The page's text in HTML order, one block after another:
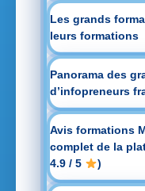
Les grands
leurs formations
Panorama des
d’infopreneurs
Avis formations
complet de la
4.9 / 5
)